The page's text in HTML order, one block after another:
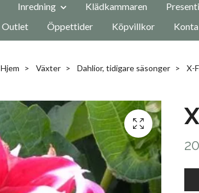
Inredning Klädkammaren
Outlet
Öppettider Köpvillkor
Hjem Växter Dahlior, tidigare säsonger X-